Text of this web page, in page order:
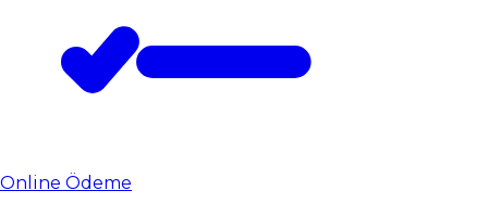
Online Ödeme